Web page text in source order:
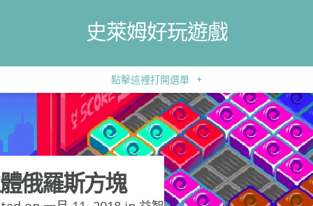
史萊姆好玩遊戲
點擊這裡打開選單 +
俄羅斯方塊